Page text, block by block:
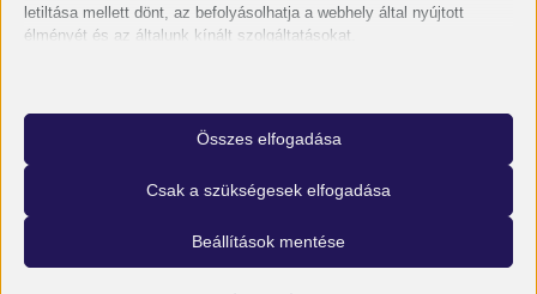
Hogyan lesz egy ipari beruházásból működő
2026-07-01
letiltása mellett dönt, az befolyásolhatja a webhely által nyújtott
élményét és az általunk kínált szolgáltatásokat.
Az alapvető sütik és szolgáltatások biztosítják az oldal megfelelő
működéséhez. Ezek a sütik és szolgáltatások a GDPR szerint nem
Részletek megjelenítése
A statisztikai sütik és szolgáltatások felhasználási információkat
Összes elfogadása
Csak a szükségesek elfogadása
Beállítások mentése